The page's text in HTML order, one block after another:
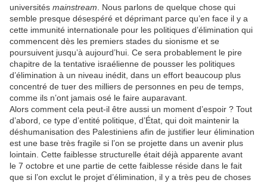
universités mainstream . Nous parlons de quelque chose qui
semble presque désespéré et déprimant parce qu’en face il y a
cette immunité internationale pour les politiques d’élimination qui
commencent dès les premiers stades du sionisme et se
poursuivent jusqu’à aujourd’hui. Ce sera probablement le pire
chapitre de la tentative israélienne de pousser les politiques
d’élimination à un niveau inédit, dans un effort beaucoup plus
concentré de tuer des milliers de personnes en peu de temps,
comme ils n’ont jamais osé le faire auparavant.
Alors comment cela peut-il être aussi un moment d’espoir ? Tout
d’abord, ce type d’entité politique, d’État, qui doit maintenir la
déshumanisation des Palestiniens afin de justifier leur élimination
est une base très fragile si l’on se projette dans un avenir plus
lointain. Cette faiblesse structurelle était déjà apparente avant
le 7 octobre et une partie de cette faiblesse réside dans le fait
que si l’on exclut le projet d’élimination, il y a très peu de choses